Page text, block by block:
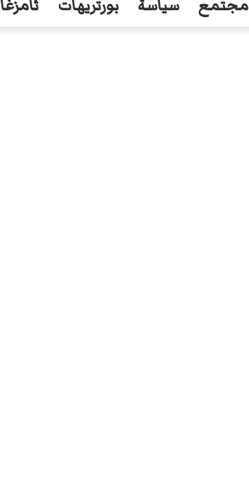
مجتمع سياسة بورتريهات ثامزغا